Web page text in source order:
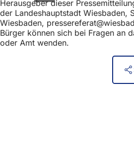
Herausgeber dieser
der Landeshauptstadt Wiesbaden,
Wiesbaden, pressereferat
Bürger können sich bei Fragen an
oder Amt wenden.